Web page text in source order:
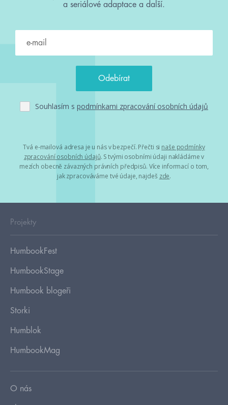
a seriálové adaptace a další.
Souhlasím s podmínkami zpracování osobních údajů
Tvá e-mailová adresa je u nás v bezpečí. Přečti si naše podmínky
zpracování osobních údajů. S tvými osobními údaji nakládáme v
mezích obecně závazných právních předpisů. Více informací o tom,
jak zpracováváme tvé údaje, najdeš zde.
Projekty
HumbookFest
HumbookStage
Humbook blogeři
Storki
Humblok
HumbookMag
O nás